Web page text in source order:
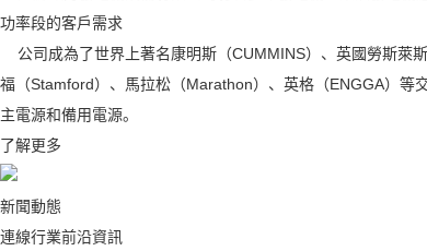
功率段的客戶需求
公司成為了世界上著名康明斯（CUMMINS）、英國勞斯萊
福（Stamford）、馬拉松（Marathon）、英格（ENGGA）等
主電源和備用電源。
了解更多
新聞動態
連線行業前沿資訊